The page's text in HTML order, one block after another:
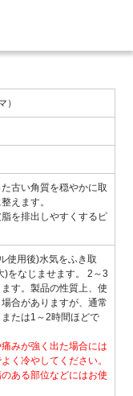
）
古い角質を穏やかに取
えます。
を排出しやすくするピ
使用後)水気をふき取
)をなじませます。 2～3
す。製品の性質上、使
合がありますが、通常
たは1～2時間ほどで
みが強く出た場合には
く冷やしてください。
ある部位などにはお使